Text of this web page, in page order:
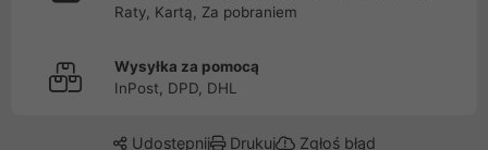
Raty, Kartą, Za pobraniem
Wysyłka za pomocą
InPost, DPD, DHL
Udostępnij Drukuj Zgłoś błąd